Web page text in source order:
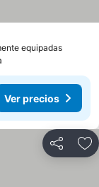
equipadas
Ver precios
Compartir